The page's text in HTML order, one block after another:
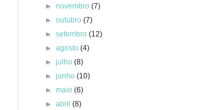
►novembro(7)
►outubro(7)
►setembro(12)
►agosto(4)
►julho(8)
►junho(10)
►maio(6)
►abril(8)